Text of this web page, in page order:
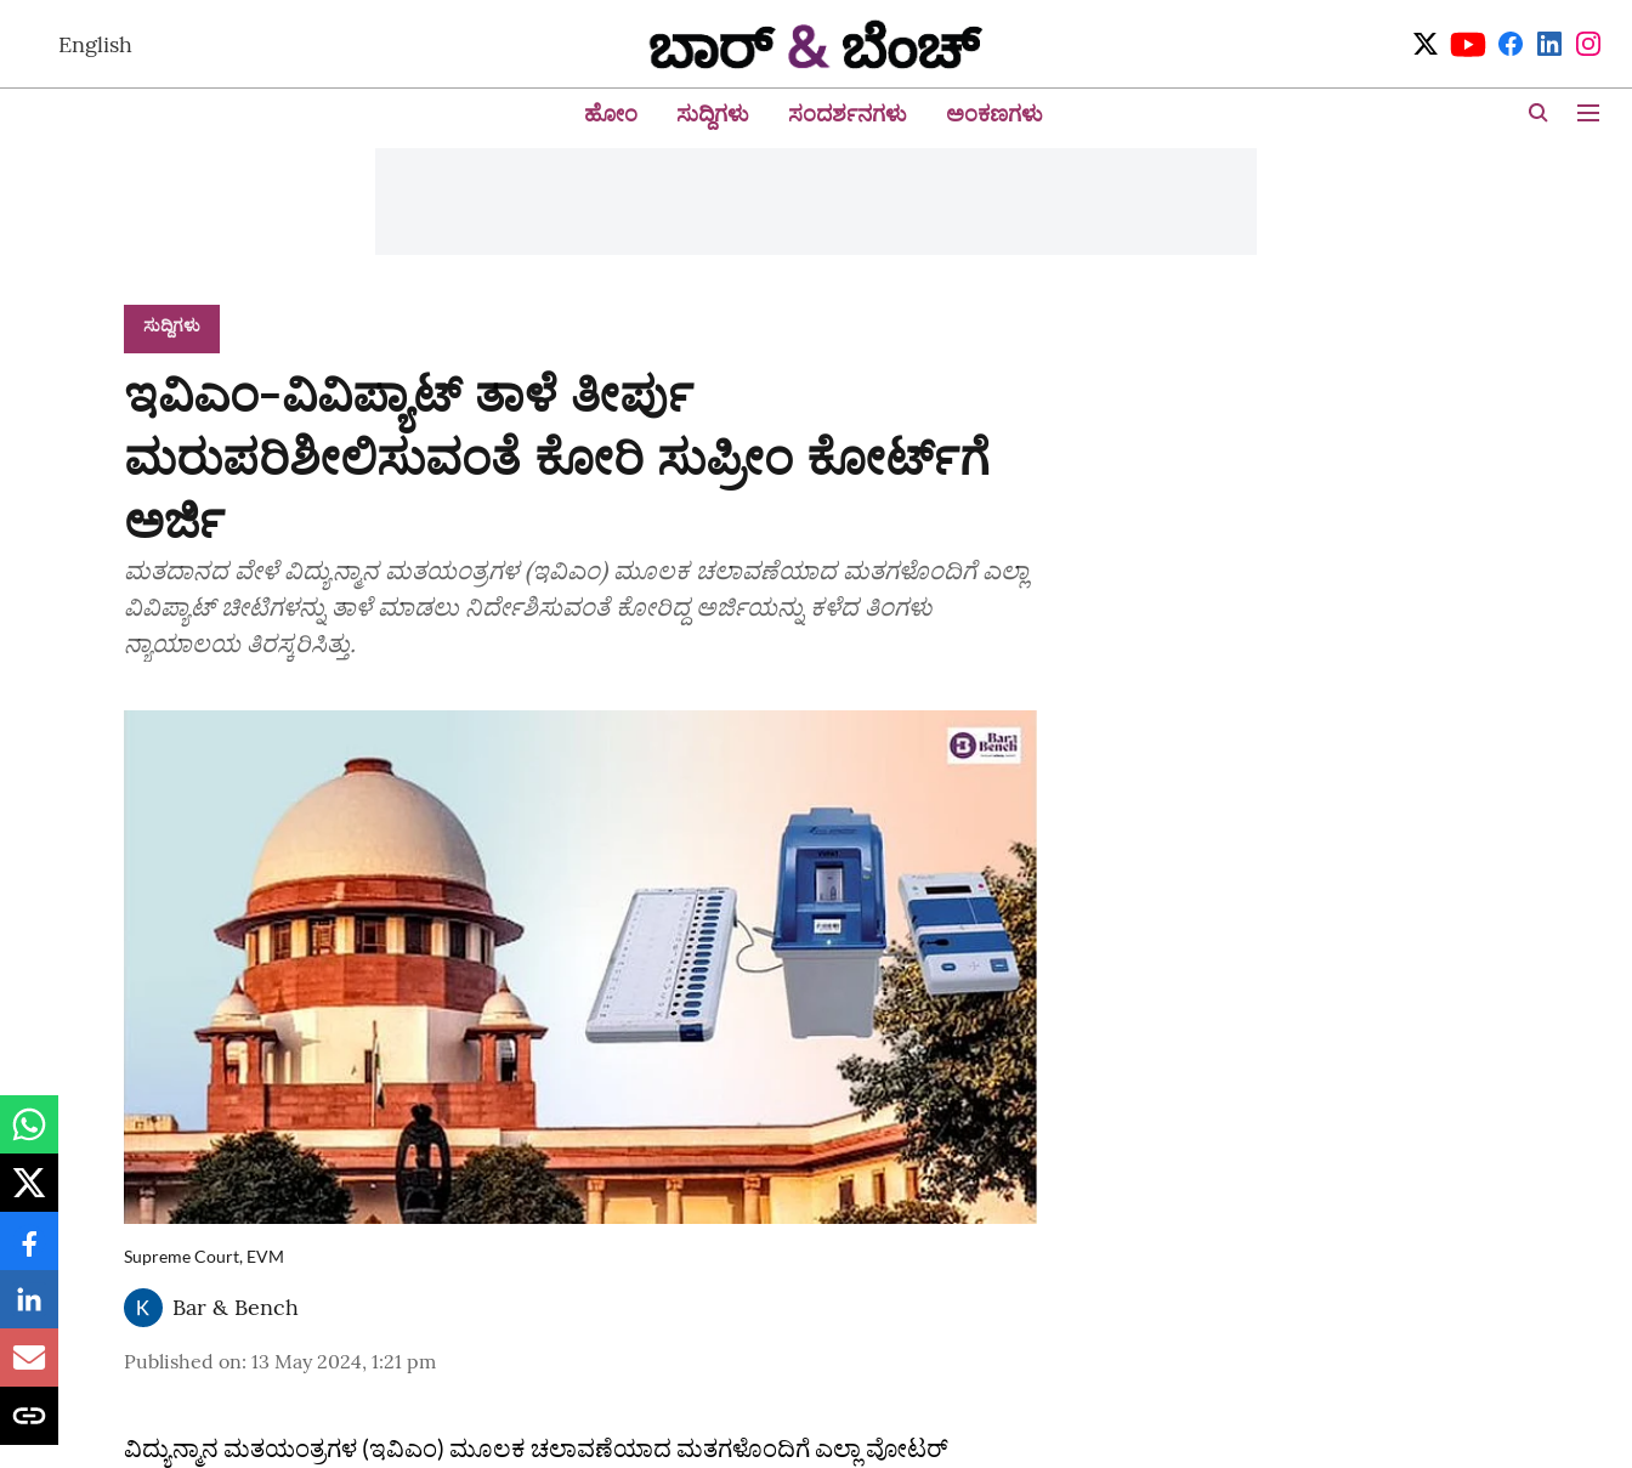
English
ಹೋಂ ಸುದ್ದಿಗಳು ಸಂದರ್ಶನಗಳು ಅಂಕಣಗಳು
ಸುದ್ದಿಗಳು
ಇವಿಎಂ-ವಿವಿಪ್ಯಾಟ್ ತಾಳೆ ತೀರ್ಪು
ಮರುಪರಿಶೀಲಿಸುವಂತೆ ಕೋರಿ ಸುಪ್ರೀಂ ಕೋರ್ಟ್‌ಗೆ
ಅರ್ಜಿ
ಮತದಾನದ ವೇಳೆ ವಿದ್ಯುನ್ಮಾನ ಮತಯಂತ್ರಗಳ (ಇವಿಎಂ) ಮೂಲಕ ಚಲಾವಣೆಯಾದ ಮತಗಳೊಂದಿಗೆ ಎಲ್ಲಾ
ವಿವಿಪ್ಯಾಟ್ ಚೀಟಿಗಳನ್ನು ತಾಳೆ ಮಾಡಲು ನಿರ್ದೇಶಿಸುವಂತೆ ಕೋರಿದ್ದ ಅರ್ಜಿಯನ್ನು ಕಳೆದ ತಿಂಗಳು
ನ್ಯಾಯಾಲಯ ತಿರಸ್ಕರಿಸಿತ್ತು.
Supreme Court, EVM
Bar & Bench
Published on: 13 May 2024, 1:21 pm
ವಿದ್ಯುನ್ಮಾನ ಮತಯಂತ್ರಗಳ (ಇವಿಎಂ) ಮೂಲಕ ಚಲಾವಣೆಯಾದ ಮತಗಳೊಂದಿಗೆ ಎಲ್ಲಾ ವೋಟರ್